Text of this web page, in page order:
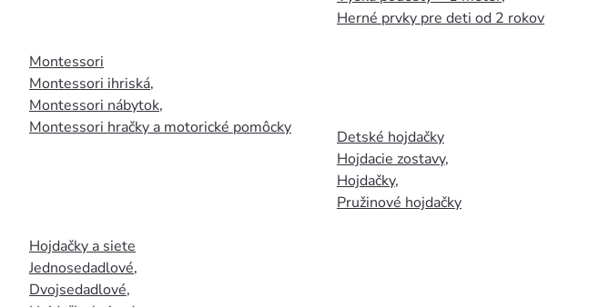
Montessori
Montessori ihriská,
Montessori nábytok,
Montessori hračky a motorické pomôcky
Hojdačky a siete
Jednosedadlové,
Dvojsedadlové,
Herné prvky pre deti od 2 rokov
Detské hojdačky
Hojdacie zostavy,
Hojdačky,
Pružinové hojdačky